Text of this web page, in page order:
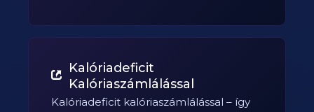
Kalóriadeficit
Kalóriaszámlálással
Kalóriadeficit kalóriaszámlálással – így